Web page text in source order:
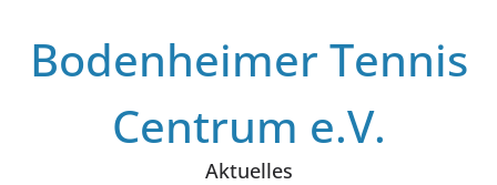
Inhalt
springen
Bodenheimer Tennis
Centrum e.V.
Aktuelles